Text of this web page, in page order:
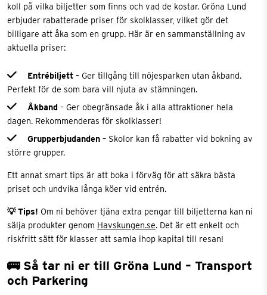
koll på vilka biljetter som finns och vad de kostar. Gröna Lund
erbjuder rabatterade priser för skolklasser, vilket gör det
billigare att åka som en grupp. Här är en sammanställning av
aktuella priser:
Entrébiljett – Ger tillgång till nöjesparken utan åkband.
Perfekt för de som bara vill njuta av stämningen.
Åkband – Ger obegränsade åk i alla attraktioner hela
dagen. Rekommenderas för skolklasser!
Grupperbjudanden – Skolor kan få rabatter vid bokning av
större grupper.
Ett annat smart tips är att boka i förväg för att säkra bästa
priset och undvika långa köer vid entrén.
💡 Tips! Om ni behöver tjäna extra pengar till biljetterna kan ni
sälja produkter genom Havskungen.se. Det är ett enkelt och
riskfritt sätt för klasser att samla ihop kapital till resan!
🚌 Så tar ni er till Gröna Lund – Transport
och Parkering